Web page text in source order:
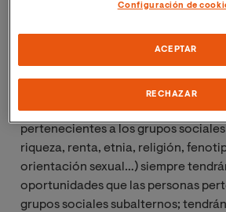
igualdad de oportunidades, es
personas un “mismo punto de
bienestar, es que se trata de una
oportunidadeses imposible, dado
pertenecientes a los grupos
riqueza, renta, etnia, religión,
orientación sexual…) siempre
oportunidades que las personas
grupos sociales subalternos;
Configuración de
RECHAZAR
ACEPTAR